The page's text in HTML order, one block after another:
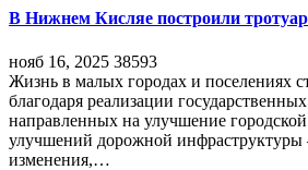
В Нижнем Кисляе построили
нояб 16, 2025 38593
Жизнь в малых городах и поселениях
благодаря реализации
направленных на улучшение
улучшений дорожной
изменения,…